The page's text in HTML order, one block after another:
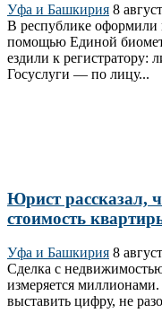
Уфа и Башкирия 8
В республике
помощью Единой
ездили к регистратору:
Госуслуги — по лицу...
Юрист рассказал,
стоимость
Уфа и Башкирия 8
Сделка с
измеряется
выставить цифру, не